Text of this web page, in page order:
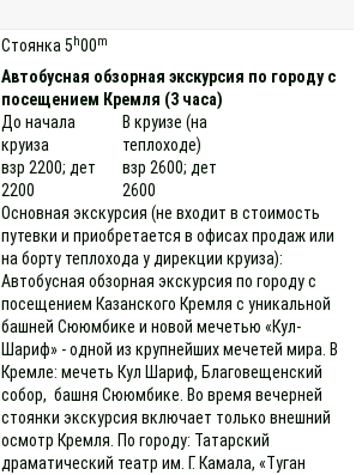
Стоянка 5h00m
Автобусная обзорная экскурсия по городу с
посещением Кремля (3 часа)
До начала
круиза
взр 2200; дет
2200
В круизе (на
теплоходе)
взр 2600; дет
2600
Основная экскурсия (не входит в стоимость
путевки и приобретается в офисах продаж или
на борту теплохода у дирекции круиза):
Автобусная обзорная экскурсия по городу с
посещением Казанского Кремля с уникальной
башней Сююмбике и новой мечетью «Кул-
Шариф» - одной из крупнейших мечетей мира. В
Кремле: мечеть Кул Шариф, Благовещенский
собор, башня Сююмбике. Во время вечерней
стоянки экскурсия включает только внешний
осмотр Кремля. По городу: Татарский
драматический театр им. Г. Камала, «Туган